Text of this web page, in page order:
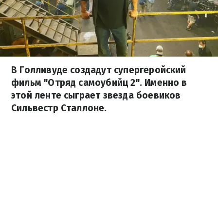
В Голливуде создадут супергеройский
фильм "Отряд самоубийц 2". Именно в
этой ленте сыграет звезда боевиков
Сильвестр Сталлоне.